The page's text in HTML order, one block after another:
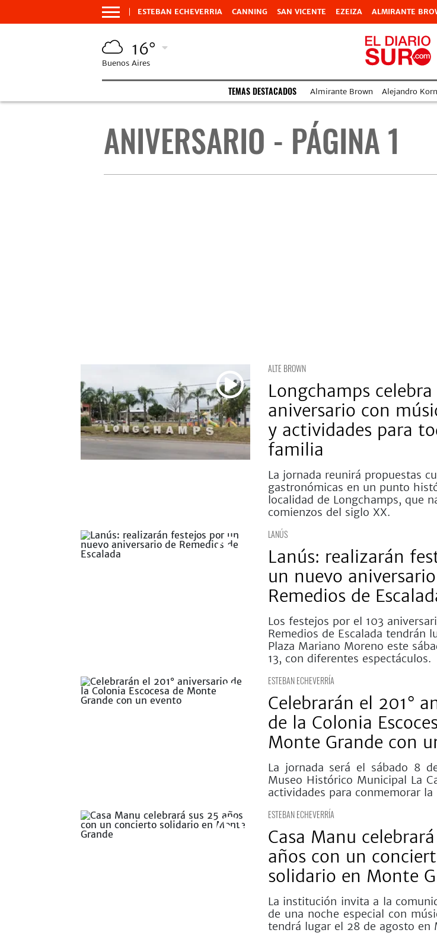
ESTEBAN ECHEVERRIA CANNING SAN VICENTE EZEIZA ALMIRANTE
16°
Buenos Aires
TEMAS DESTACADOS Almirante Brown Alejandro Korn
ANIVERSARIO - PÁGINA 1
ALTE BROWN
Longchamps celebra
aniversario con
y actividades para
familia
La jornada reunirá propuestas
gastronómicas en un punto
localidad de Longchamps, que
comienzos del siglo XX.
LANÚS
Lanús: realizarán
un nuevo
Remedios de
Los festejos por el 103
Remedios de Escalada tendrán
Plaza Mariano Moreno este
13, con diferentes espectáculos.
ESTEBAN ECHEVERRÍA
Celebrarán el 201°
de la Colonia
Monte Grande con
La jornada será el sábado 8
Museo Histórico Municipal La
actividades para conmemorar
ESTEBAN ECHEVERRÍA
Casa Manu
años con un
solidario en Monte
La institución invita a la
de una noche especial con
tendrá lugar el 28 de agosto en